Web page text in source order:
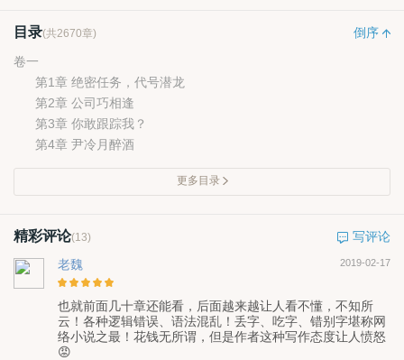
目录(共2670章)
倒序
卷一
第1章 绝密任务，代号潜龙
第2章 公司巧相逢
第3章 你敢跟踪我？
第4章 尹冷月醉酒
更多目录
精彩评论(13)
写评论
老魏
2019-02-17
也就前面几十章还能看，后面越来越让人看不懂，不知所
云！各种逻辑错误、语法混乱！丢字、吃字、错别字堪称网
络小说之最！花钱无所谓，但是作者这种写作态度让人愤怒
😡